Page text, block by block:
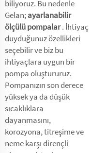
biliyoruz. Bu nedenle
Gelan;ayarlanabilir
ölçülü pompalar. İhtiyaç
duyduğunuz özellikleri
seçebilir ve biz bu
ihtiyaçlara uygun bir
pompa oluştururuz.
Pompanızın son derece
yüksek ya da düşük
sıcaklıklara
dayanmasını,
korozyona, titreşime ve
neme karşı dirençli